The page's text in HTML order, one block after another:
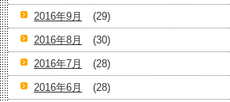
2016年9月
(29)
2016年8月
(30)
2016年7月
(28)
2016年6月
(28)